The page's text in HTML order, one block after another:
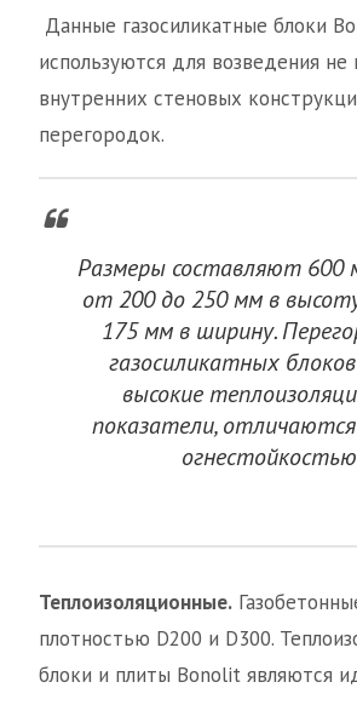
Данные газосиликатные блоки
используются для возведения не
внутренних стеновых
перегородок.
Размеры составляют 600
от 200 до 250 мм в
175 мм в ширину.
газосиликатных
высокие
показатели,
Теплоизоляционные.
плотностью D200 и D300.
блоки и плиты Bonolit являются